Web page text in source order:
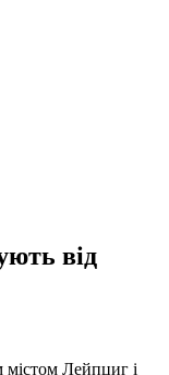
від
Лейпциг і